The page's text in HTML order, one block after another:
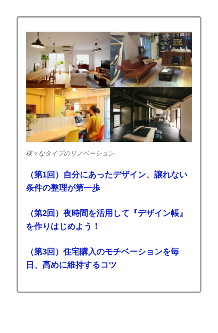
様々なタイプのリノベーション
（第1回）自分にあったデザイン、譲れない
条件の整理が第一歩
（第2回）夜時間を活用して『デザイン帳』
を作りはじめよう！
（第3回）住宅購入のモチベーションを毎
日、高めに維持するコツ